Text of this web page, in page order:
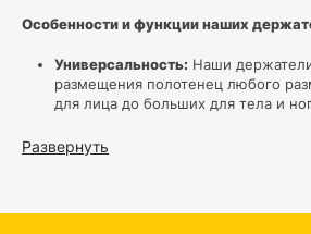
Особенности и функции наших
Универсальность: Наши
размещения полотенец любого
для лица до больших для тела и
Разнообразие
Развернуть